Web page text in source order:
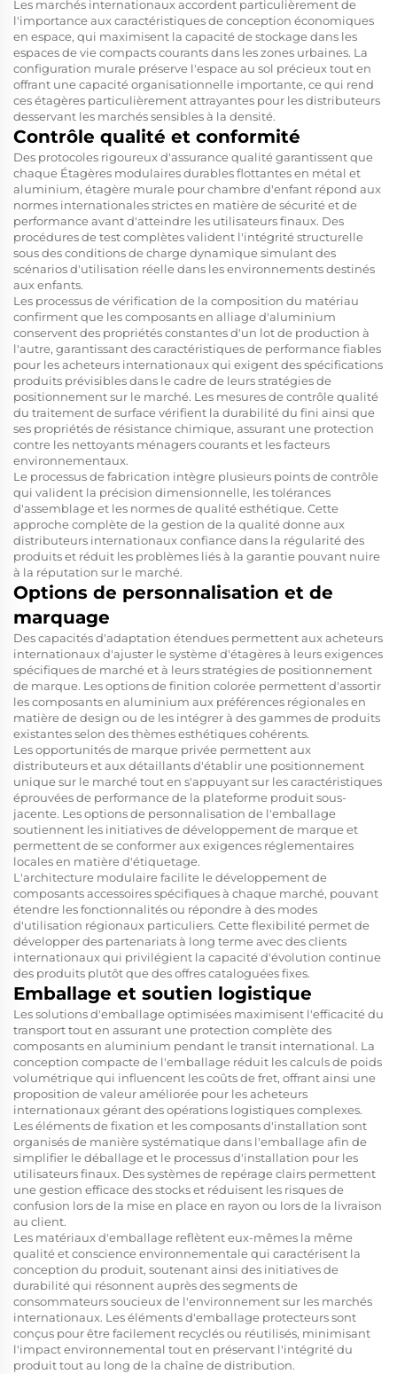
Les marchés internationaux accordent particulièrement de
l'importance aux caractéristiques de conception économiques
en espace, qui maximisent la capacité de stockage dans les
espaces de vie compacts courants dans les zones urbaines. La
configuration murale préserve l'espace au sol précieux tout en
offrant une capacité organisationnelle importante, ce qui rend
ces étagères particulièrement attrayantes pour les distributeurs
desservant les marchés sensibles à la densité.
Contrôle qualité et conformité
Des protocoles rigoureux d'assurance qualité garantissent que
chaque Étagères modulaires durables flottantes en métal et
aluminium, étagère murale pour chambre d'enfant répond aux
normes internationales strictes en matière de sécurité et de
performance avant d'atteindre les utilisateurs finaux. Des
procédures de test complètes valident l'intégrité structurelle
sous des conditions de charge dynamique simulant des
scénarios d'utilisation réelle dans les environnements destinés
aux enfants.
Les processus de vérification de la composition du matériau
confirment que les composants en alliage d'aluminium
conservent des propriétés constantes d'un lot de production à
l'autre, garantissant des caractéristiques de performance fiables
pour les acheteurs internationaux qui exigent des spécifications
produits prévisibles dans le cadre de leurs stratégies de
positionnement sur le marché. Les mesures de contrôle qualité
du traitement de surface vérifient la durabilité du fini ainsi que
ses propriétés de résistance chimique, assurant une protection
contre les nettoyants ménagers courants et les facteurs
environnementaux.
Le processus de fabrication intègre plusieurs points de contrôle
qui valident la précision dimensionnelle, les tolérances
d'assemblage et les normes de qualité esthétique. Cette
approche complète de la gestion de la qualité donne aux
distributeurs internationaux confiance dans la régularité des
produits et réduit les problèmes liés à la garantie pouvant nuire
à la réputation sur le marché.
Options de personnalisation et de
marquage
Des capacités d'adaptation étendues permettent aux acheteurs
internationaux d'ajuster le système d'étagères à leurs exigences
spécifiques de marché et à leurs stratégies de positionnement
de marque. Les options de finition colorée permettent d'assortir
les composants en aluminium aux préférences régionales en
matière de design ou de les intégrer à des gammes de produits
existantes selon des thèmes esthétiques cohérents.
Les opportunités de marque privée permettent aux
distributeurs et aux détaillants d'établir une positionnement
unique sur le marché tout en s'appuyant sur les caractéristiques
éprouvées de performance de la plateforme produit sous-
jacente. Les options de personnalisation de l'emballage
soutiennent les initiatives de développement de marque et
permettent de se conformer aux exigences réglementaires
locales en matière d'étiquetage.
L'architecture modulaire facilite le développement de
composants accessoires spécifiques à chaque marché, pouvant
étendre les fonctionnalités ou répondre à des modes
d'utilisation régionaux particuliers. Cette flexibilité permet de
développer des partenariats à long terme avec des clients
internationaux qui privilégient la capacité d'évolution continue
des produits plutôt que des offres cataloguées fixes.
Emballage et soutien logistique
Les solutions d'emballage optimisées maximisent l'efficacité du
transport tout en assurant une protection complète des
composants en aluminium pendant le transit international. La
conception compacte de l'emballage réduit les calculs de poids
volumétrique qui influencent les coûts de fret, offrant ainsi une
proposition de valeur améliorée pour les acheteurs
internationaux gérant des opérations logistiques complexes.
Les éléments de fixation et les composants d'installation sont
organisés de manière systématique dans l'emballage afin de
simplifier le déballage et le processus d'installation pour les
utilisateurs finaux. Des systèmes de repérage clairs permettent
une gestion efficace des stocks et réduisent les risques de
confusion lors de la mise en place en rayon ou lors de la livraison
au client.
Les matériaux d'emballage reflètent eux-mêmes la même
qualité et conscience environnementale qui caractérisent la
conception du produit, soutenant ainsi des initiatives de
durabilité qui résonnent auprès des segments de
consommateurs soucieux de l'environnement sur les marchés
internationaux. Les éléments d'emballage protecteurs sont
conçus pour être facilement recyclés ou réutilisés, minimisant
l'impact environnemental tout en préservant l'intégrité du
produit tout au long de la chaîne de distribution.